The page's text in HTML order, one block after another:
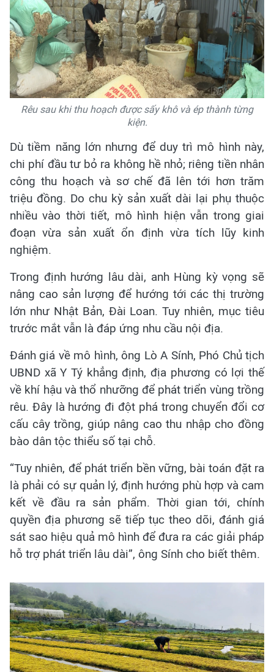
Rêu sau khi thu hoạch được sấy khô và ép thành từng
kiện.
Dù tiềm năng lớn nhưng để duy trì mô hình này,
chi phí đầu tư bỏ ra không hề nhỏ; riêng tiền nhân
công thu hoạch và sơ chế đã lên tới hơn trăm
triệu đồng. Do chu kỳ sản xuất dài lại phụ thuộc
nhiều vào thời tiết, mô hình hiện vẫn trong giai
đoạn vừa sản xuất ổn định vừa tích lũy kinh
nghiệm.
Trong định hướng lâu dài, anh Hùng kỳ vọng sẽ
nâng cao sản lượng để hướng tới các thị trường
lớn như Nhật Bản, Đài Loan. Tuy nhiên, mục tiêu
trước mắt vẫn là đáp ứng nhu cầu nội địa.
Đánh giá về mô hình, ông Lò A Sính, Phó Chủ tịch
UBND xã Y Tý khẳng định, địa phương có lợi thế
về khí hậu và thổ nhưỡng để phát triển vùng trồng
rêu. Đây là hướng đi đột phá trong chuyển đổi cơ
cấu cây trồng, giúp nâng cao thu nhập cho đồng
bào dân tộc thiểu số tại chỗ.
“Tuy nhiên, để phát triển bền vững, bài toán đặt ra
là phải có sự quản lý, định hướng phù hợp và cam
kết về đầu ra sản phẩm. Thời gian tới, chính
quyền địa phương sẽ tiếp tục theo dõi, đánh giá
sát sao hiệu quả mô hình để đưa ra các giải pháp
hỗ trợ phát triển lâu dài”, ông Sính cho biết thêm.